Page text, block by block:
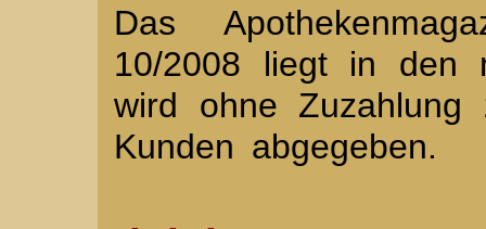
Das
10/2008 liegt in den
wird ohne Zuzahlung
Kunden abgegeben.